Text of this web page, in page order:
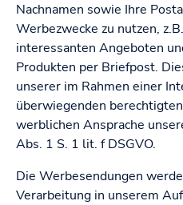
Nachnamen sowie Ihre
Werbezwecke zu nutzen,
interessanten Angeboten
Produkten per Briefpost.
unserer im Rahmen einer
überwiegenden
werblichen Ansprache
Abs. 1 S. 1 lit. f DSGVO.
Die Werbesendungen
Verarbeitung in unserem